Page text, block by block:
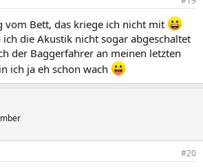
vom Bett, das kriege ich nicht mit
die Akustik nicht sogar abgeschaltet
der Baggerfahrer an meinen letzten
ich ja eh schon wach
#20